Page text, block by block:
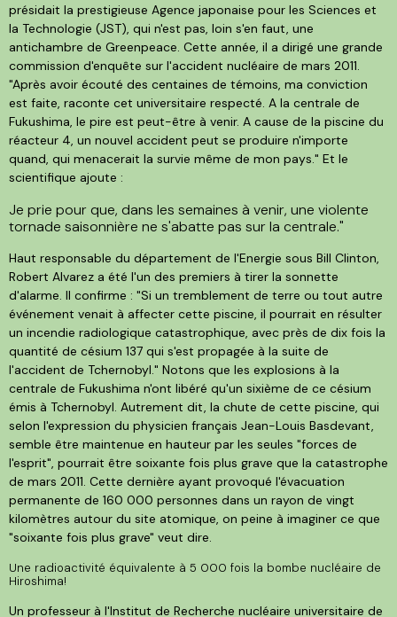
présidait la prestigieuse Agence japonaise pour les Sciences et
la Technologie (JST), qui n'est pas, loin s'en faut, une
antichambre de Greenpeace. Cette année, il a dirigé une grande
commission d'enquête sur l'accident nucléaire de mars 2011.
"Après avoir écouté des centaines de témoins, ma conviction
est faite, raconte cet universitaire respecté. A la centrale de
Fukushima, le pire est peut-être à venir. A cause de la piscine du
réacteur 4, un nouvel accident peut se produire n'importe
quand, qui menacerait la survie même de mon pays." Et le
scientifique ajoute :
Je prie pour que, dans les semaines à venir, une violente
tornade saisonnière ne s'abatte pas sur la centrale."
Haut responsable du département de l'Energie sous Bill Clinton,
Robert Alvarez a été l'un des premiers à tirer la sonnette
d'alarme. Il confirme : "Si un tremblement de terre ou tout autre
événement venait à affecter cette piscine, il pourrait en résulter
un incendie radiologique catastrophique, avec près de dix fois la
quantité de césium 137 qui s'est propagée à la suite de
l'accident de Tchernobyl." Notons que les explosions à la
centrale de Fukushima n'ont libéré qu'un sixième de ce césium
émis à Tchernobyl. Autrement dit, la chute de cette piscine, qui
selon l'expression du physicien français Jean-Louis Basdevant,
semble être maintenue en hauteur par les seules "forces de
l'esprit", pourrait être soixante fois plus grave que la catastrophe
de mars 2011. Cette dernière ayant provoqué l'évacuation
permanente de 160 000 personnes dans un rayon de vingt
kilomètres autour du site atomique, on peine à imaginer ce que
"soixante fois plus grave" veut dire.
Une radioactivité équivalente à 5 000 fois la bombe nucléaire de
Hiroshima!
Un professeur à l'Institut de Recherche nucléaire universitaire de